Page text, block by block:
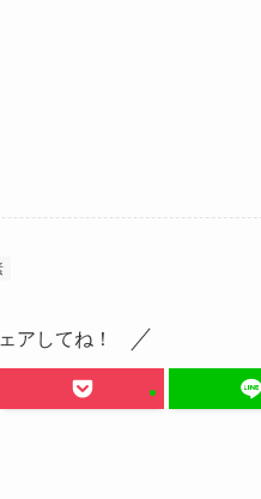
アしてね！